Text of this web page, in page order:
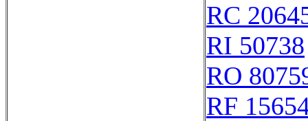
RC
RI 50738
RO
RF